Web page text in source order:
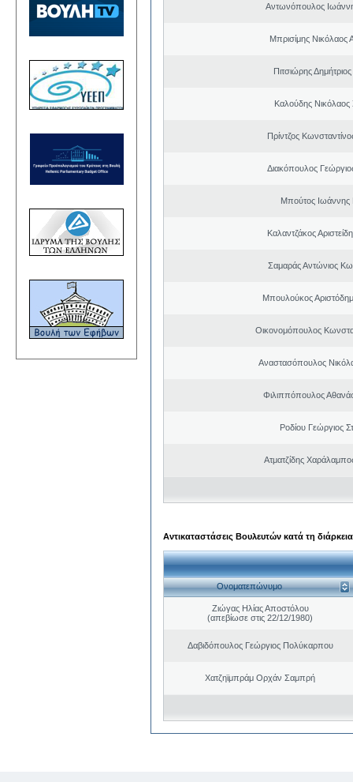
Αντωνόπουλος
Μπρισίμης Νικόλαος
Πιτσιώρης
Καλούδης Νικόλαος
Πρίντζος
Διακόπουλος
Μπούτος Ιωάννης
Καλαντζάκος
Σαμαράς Αντώνιος
Μπουλούκος
Οικονομόπουλος
Αναστασόπουλος
Φιλιππόπουλος
Ροδίου Γεώργιος
Ατματζίδης
Αντικαταστάσεις Βουλευτών κατά τη
Ονοματεπώνυμο
Ζιώγας Ηλίας Αποστόλου
(απεβίωσε στις 22/12/1980)
Δαβιδόπουλος Γεώργιος Πολύκαρπου
Χατζηϊμπράμ Ορχάν Σαμπρή